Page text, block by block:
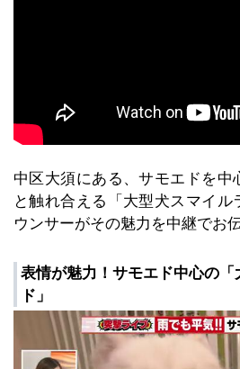
中区大須にある、サモエドを中
と触れ合える「大型犬スマイル
ウンサーがその魅力を中継でお
表情が魅力！サモエド中心の
ド」